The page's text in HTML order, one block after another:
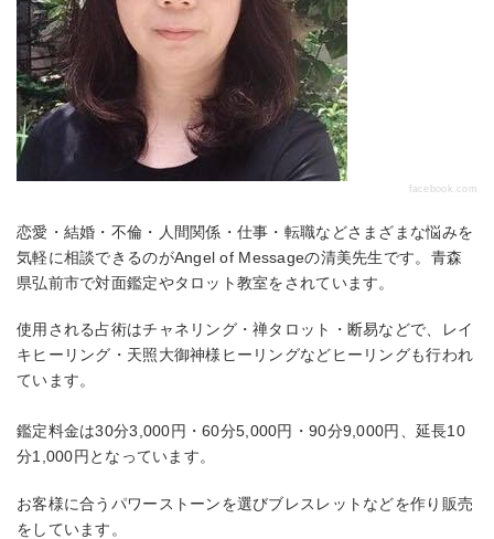
facebook.com
恋愛・結婚・不倫・人間関係・仕事・転職などさまざまな悩みを
気軽に相談できるのがAngel of Messageの清美先生です。青森
県弘前市で対面鑑定やタロット教室をされています。
使用される占術はチャネリング・禅タロット・断易などで、レイ
キヒーリング・天照大御神様ヒーリングなどヒーリングも行われ
ています。
鑑定料金は30分3,000円・60分5,000円・90分9,000円、延長10
分1,000円となっています。
お客様に合うパワーストーンを選びブレスレットなどを作り販売
をしています。